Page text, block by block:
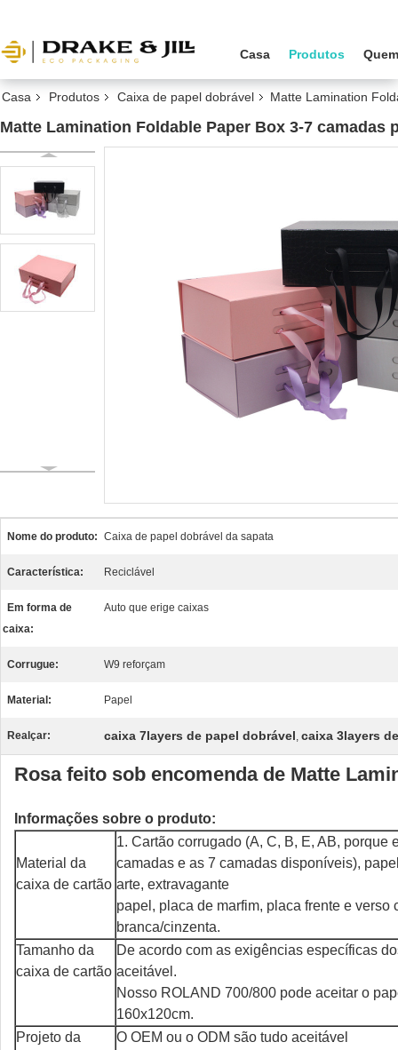
Casa Produtos
Casa Produtos Caixa de papel dobrável Matte Lamination
Matte Lamination Foldable Paper Box 3-7 camadas
Nome do produto: Caixa de papel dobrável da sapata
Característica: Reciclável
Em forma de
caixa:
Auto que erige caixas
Corrugue: W9 reforçam
Material: Papel
Realçar: caixa 7layers de papel dobrável, caixa 3layers
Rosa feito sob encomenda de Matte
Informações sobre o produto:
Material da
caixa de cartão
1. Cartão corrugado (A, C, B, E, AB, porque
camadas e as 7 camadas disponíveis),
arte, extravagante
papel, placa de marfim, placa frente e verso
branca/cinzenta.
Tamanho da
caixa de cartão
De acordo com as exigências específicas
aceitável.
Nosso ROLAND 700/800 pode aceitar o
160x120cm.
Projeto da
O OEM ou o ODM são tudo aceitável